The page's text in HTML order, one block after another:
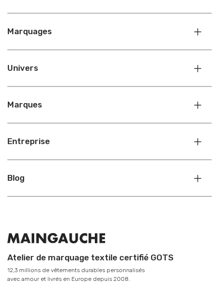
Marquages
Univers
Marques
Entreprise
Blog
Atelier de marquage textile certifié GOTS
12,3 millions de vêtements durables personnalisés
avec amour et livrés en Europe depuis 2008.